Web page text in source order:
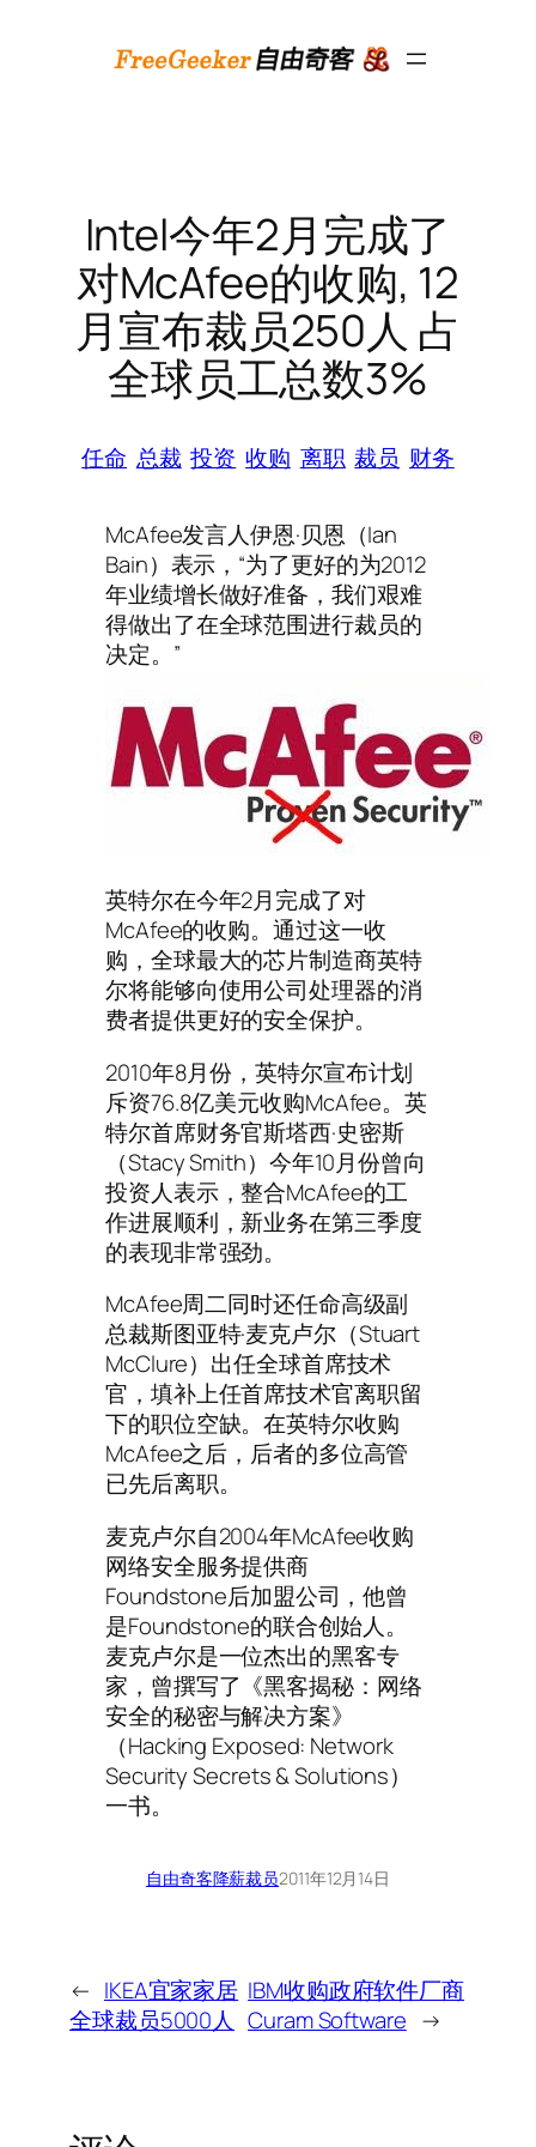
Intel今年2月完成了
对McAfee的收购, 12
月宣布裁员250人 占
全球员工总数3%
任命 总裁 投资 收购 离职 裁员 财务
McAfee发言人伊恩·贝恩（Ian
Bain）表示，“为了更好的为2012
年业绩增长做好准备，我们艰难
得做出了在全球范围进行裁员的
决定。”
英特尔在今年2月完成了对
McAfee的收购。通过这一收
购，全球最大的芯片制造商英特
尔将能够向使用公司处理器的消
费者提供更好的安全保护。
2010年8月份，英特尔宣布计划
斥资76.8亿美元收购McAfee。英
特尔首席财务官斯塔西·史密斯
（Stacy Smith）今年10月份曾向
投资人表示，整合McAfee的工
作进展顺利，新业务在第三季度
的表现非常强劲。
McAfee周二同时还任命高级副
总裁斯图亚特·麦克卢尔（Stuart
McClure）出任全球首席技术
官，填补上任首席技术官离职留
下的职位空缺。在英特尔收购
McAfee之后，后者的多位高管
已先后离职。
麦克卢尔自2004年McAfee收购
网络安全服务提供商
Foundstone后加盟公司，他曾
是Foundstone的联合创始人。
麦克卢尔是一位杰出的黑客专
家，曾撰写了《黑客揭秘：网络
安全的秘密与解决方案》
（Hacking Exposed: Network
Security Secrets & Solutions）
一书。
自由奇客降薪裁员2011年12月14日
← IKEA宜家家居
全球裁员5000人
IBM收购政府软件厂商
Curam Software →